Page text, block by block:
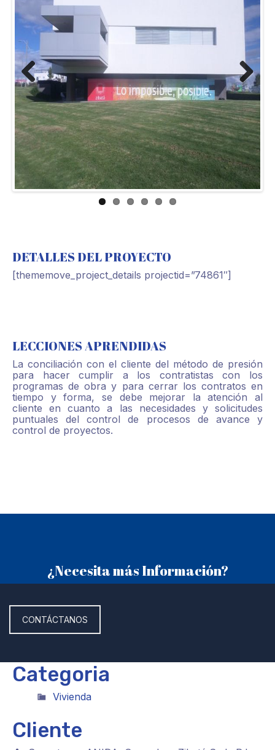
Previ
ous
Next
DETALLES DEL PROYECTO
[thememove_project_details projectid=”74861″]
LECCIONES APRENDIDAS
La conciliación con el cliente del método de presión
para hacer cumplir a los contratistas con los
programas de obra y para cerrar los contratos en
tiempo y forma, se debe mejorar la atención al
cliente en cuanto a las necesidades y solicitudes
puntuales del control de procesos de avance y
control de proyectos.
¿Necesita más Información?
CONTÁCTANOS
Categoria
Vivienda
Cliente